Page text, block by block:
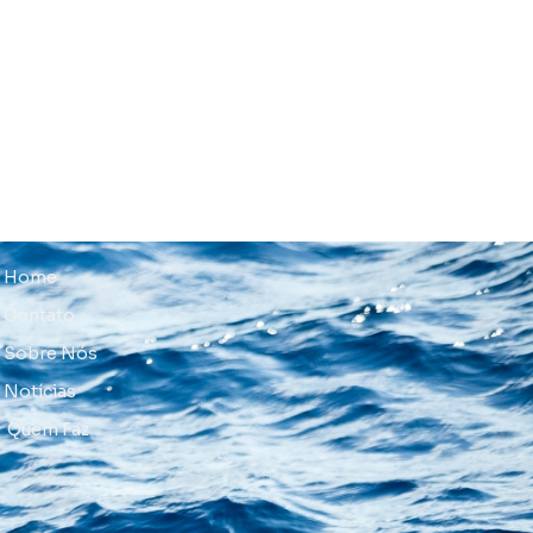
Home
Contato
Sobre Nós
Notícias
Quem Faz